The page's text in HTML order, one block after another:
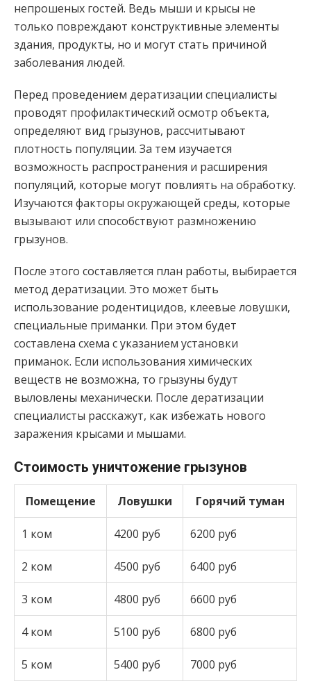
непрошеных гостей. Ведь мыши и крысы не
только повреждают конструктивные элементы
здания, продукты, но и могут стать причиной
заболевания людей.
Перед проведением дератизации специалисты
проводят профилактический осмотр объекта,
определяют вид грызунов, рассчитывают
плотность популяции. За тем изучается
возможность распространения и расширения
популяций, которые могут повлиять на обработку.
Изучаются факторы окружающей среды, которые
вызывают или способствуют размножению
грызунов.
После этого составляется план работы, выбирается
метод дератизации. Это может быть
использование родентицидов, клеевые ловушки,
специальные приманки. При этом будет
составлена схема с указанием установки
приманок. Если использования химических
веществ не возможна, то грызуны будут
выловлены механически. После дератизации
специалисты расскажут, как избежать нового
заражения крысами и мышами.
Стоимость уничтожение грызунов
Помещение Ловушки Горячий туман
1 ком 4200 руб 6200 руб
2 ком 4500 руб 6400 руб
3 ком 4800 руб 6600 руб
4 ком 5100 руб 6800 руб
5 ком 5400 руб 7000 руб